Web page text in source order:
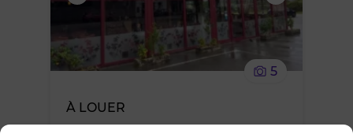
supprimer
des
5
À LOUER